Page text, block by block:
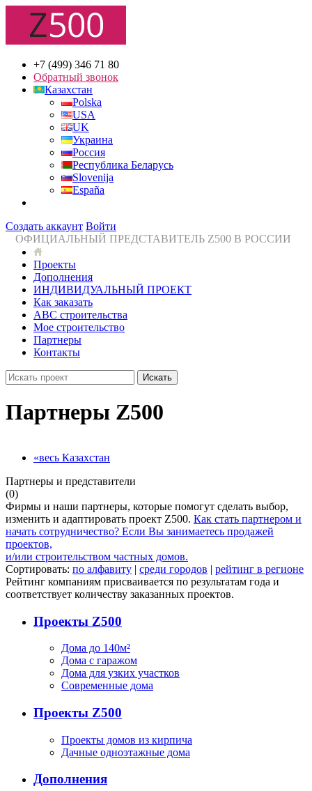
+7 (499) 346 71 80
Обратный звонок
Казахстан
Polska
USA
UK
Украина
Россия
Республика Беларусь
Slovenija
España
Создать аккаунт Войти
ОФИЦИАЛЬНЫЙ ПРЕДСТАВИТЕЛЬ Z500 В РОССИИ
Проекты
Дополнения
ИНДИВИДУАЛЬНЫЙ ПРОЕКТ
Как заказать
ABC строительства
Мое строительство
Партнеры
Контакты
Искать
Партнеры Z500
«весь Казахстан
Партнеры и представители
(0)
Фирмы и наши партнеры, которые помогут сделать выбор,
изменить и адаптировать проект Z500. Как стать партнером и
начать сотрудничество? Если Вы занимаетесь продажей
проектов,
и/или строительством частных домов.
Сортировать: по алфавиту | среди городов | рейтинг в регионе
Рейтинг компаниям присваивается по результатам года и
соответствует количеству заказанных проектов.
Проекты Z500
Дома до 140м²
Дома с гаражом
Дома для узких участков
Современные дома
Проекты Z500
Проекты домов из кирпича
Дачные одноэтажные дома
Дополнения